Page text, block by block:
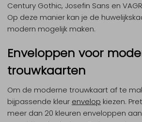
Century Gothic, Josefin Sans en
Op deze manier kan je de
modern mogelijk maken.
Enveloppen voor
trouwkaarten
Om de moderne trouwkaart af te
bijpassende kleur envelop kiezen.
meer dan 20 kleuren enveloppen